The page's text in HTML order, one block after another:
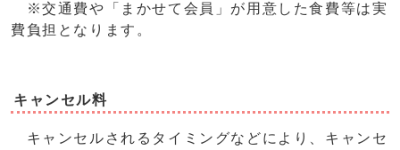
※交通費や「まかせて会員」が用意した食費等は実
費負担となります。
キャンセル料
キャンセルされるタイミングなどにより、キャンセ